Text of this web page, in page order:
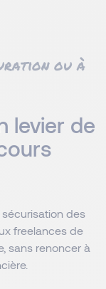
ou à
levier de
des
freelances de
sans renoncer à